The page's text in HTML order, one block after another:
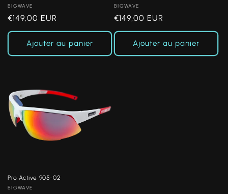
Fournisseur :
BIGWAVE
Prix
habituel
€149,00 EUR
Ajouter au panier
Fournisseur :
BIGWAVE
Prix
habituel
€149,00 EUR
Ajouter au panier
Pro Active 905-02
Fournisseur :
BIGWAVE